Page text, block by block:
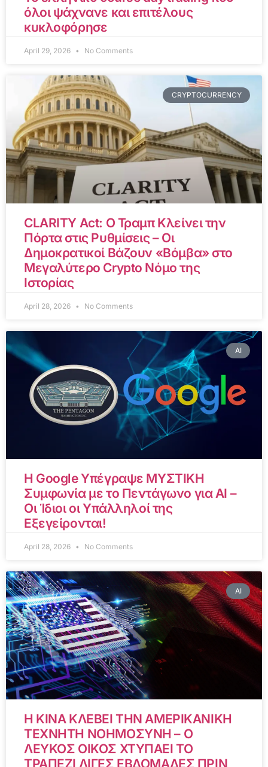
όλοι ψάχνανε και επιτέλους
κυκλοφόρησε
April 29, 2026 No Comments
CRYPTOCURRENCY
CLARITY Act: Ο Τραμπ Κλείνει την
Πόρτα στις Ρυθμίσεις – Οι
Δημοκρατικοί Βάζουν «Βόμβα» στο
Μεγαλύτερο Crypto Νόμο της
Ιστορίας
April 28, 2026 No Comments
AI
Η Google Υπέγραψε ΜΥΣΤΙΚΗ
Συμφωνία με το Πεντάγωνο για AI –
Οι Ίδιοι οι Υπάλληλοί της
Εξεγείρονται!
April 28, 2026 No Comments
AI
Η ΚΙΝΑ ΚΛΕΒΕΙ ΤΗΝ ΑΜΕΡΙΚΑΝΙΚΗ
ΤΕΧΝΗΤΗ ΝΟΗΜΟΣΥΝΗ – Ο
ΛΕΥΚΟΣ ΟΙΚΟΣ ΧΤΥΠΑΕΙ ΤΟ
ΤΡΑΠΕΖΙ ΛΙΓΕΣ ΕΒΔΟΜΑΔΕΣ ΠΡΙΝ